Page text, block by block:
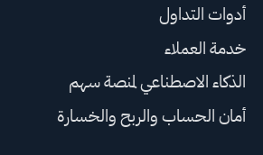
أدوات التداول
خدمة العملاء
الذكاء الاصطناعي لمنصة سهم
أمان الحساب والربح والخسارة